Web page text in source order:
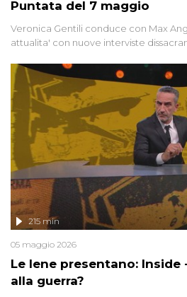
Puntata del 7 maggio
Veronica Gentili conduce con Max
attualita' con nuove interviste
Le Iene presentano: Inside
alla guerra?
215 min
05 maggio 2026